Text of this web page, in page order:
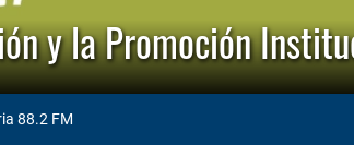
y la Promoción
88.2 FM